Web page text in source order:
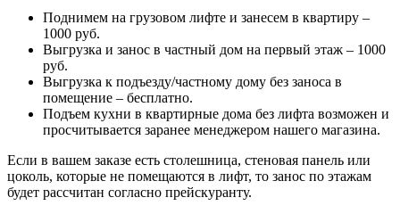
Поднимем на грузовом лифте и занесем в квартиру –
1000 руб.
Выгрузка и занос в частный дом на первый этаж – 1000
руб.
Выгрузка к подъезду/частному дому без заноса в
помещение – бесплатно.
Подъем кухни в квартирные дома без лифта возможен и
просчитывается заранее менеджером нашего магазина.
Если в вашем заказе есть столешница, стеновая панель или
цоколь, которые не помещаются в лифт, то занос по этажам
будет рассчитан согласно прейскуранту.